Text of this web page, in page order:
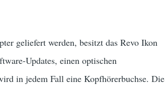
geliefert werden, besitzt das Revo Ikon
Updates, einen optischen
in jedem Fall eine Kopfhörerbuchse. Die